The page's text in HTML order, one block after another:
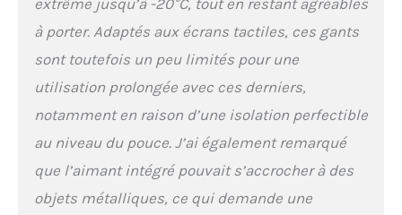
de fil rapide ? Grâce à notre
modèle SMART, c'est tout à
fait possible avec tous les
𝐐𝐔𝐀𝐋𝐈𝐓É 𝐏𝐑𝐄𝐌𝐈𝐔𝐌 :
nous concentrons sur
des matériaux, sur des
fonctions sophistiquées
importance à la durabilité
extrême jusqu’à -20°C, tout en restant agréables
à porter. Adaptés aux écrans tactiles, ces gants
sont toutefois un peu limités pour une
utilisation prolongée avec ces derniers,
notamment en raison d’une isolation perfectible
au niveau du pouce. J’ai également remarqué
que l’aimant intégré pouvait s’accrocher à des
objets métalliques, ce qui demande une